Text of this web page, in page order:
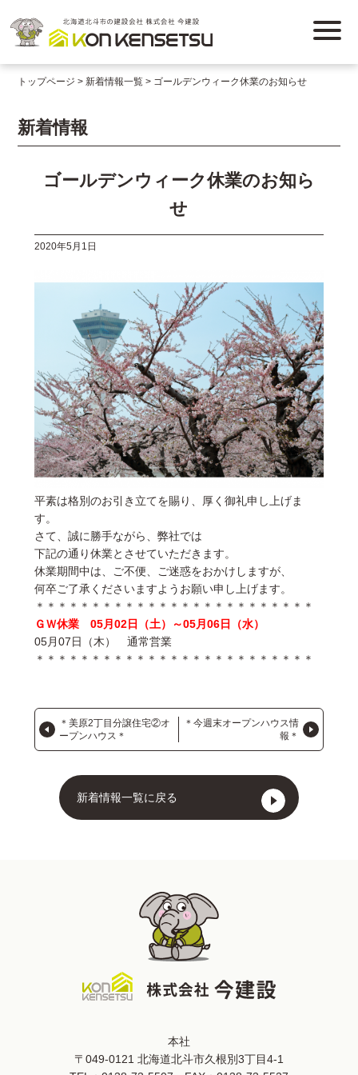
トップページ 新着情報一覧 ゴールデンウィーク休業のお知らせ
新着情報
ゴールデンウィーク休業のお知ら
せ
2020年5月1日
平素は格別のお引き立てを賜り、厚く御礼申し上げま
す。
さて、誠に勝手ながら、弊社では
下記の通り休業とさせていただきます。
休業期間中は、ご不便、ご迷惑をおかけしますが、
何卒ご了承くださいますようお願い申し上げます。
＊＊＊＊＊＊＊＊＊＊＊＊＊＊＊＊＊＊＊＊＊＊＊＊＊
ＧＷ休業 05月02日（土）～05月06日（水）
05月07日（木） 通常営業
＊＊＊＊＊＊＊＊＊＊＊＊＊＊＊＊＊＊＊＊＊＊＊＊＊
＊美原2丁目分譲住宅②オ
ープンハウス＊
＊今週末オープンハウス情
報＊
新着情報一覧に戻る
本社
〒049-0121 北海道北斗市久根別3丁目4-1